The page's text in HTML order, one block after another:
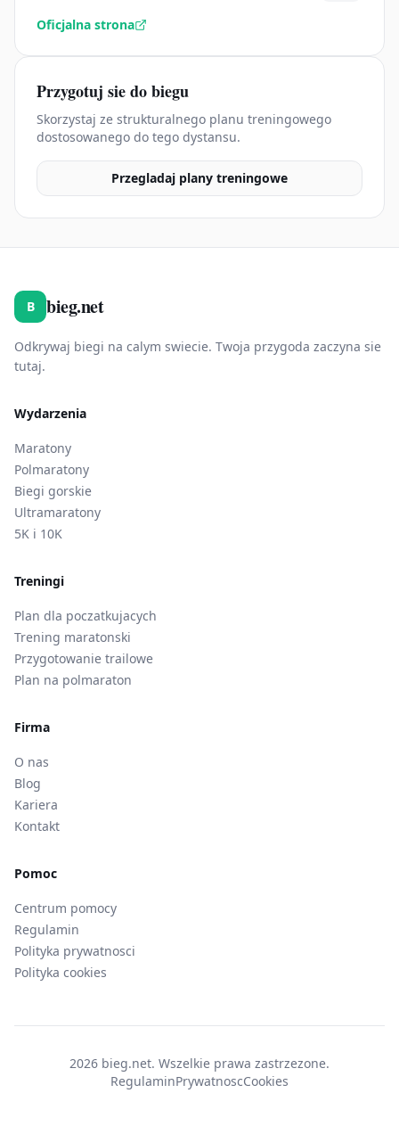
Oficjalna strona
Przygotuj sie do biegu
Skorzystaj ze strukturalnego planu treningowego
dostosowanego do tego dystansu.
Przegladaj plany treningowe
B bieg.net
Odkrywaj biegi na calym swiecie. Twoja przygoda zaczyna sie
tutaj.
Wydarzenia
Maratony
Polmaratony
Biegi gorskie
Ultramaratony
5K i 10K
Treningi
Plan dla poczatkujacych
Trening maratonski
Przygotowanie trailowe
Plan na polmaraton
Firma
O nas
Blog
Kariera
Kontakt
Pomoc
Centrum pomocy
Regulamin
Polityka prywatnosci
Polityka cookies
2026 bieg.net. Wszelkie prawa zastrzezone.
RegulaminPrywatnoscCookies